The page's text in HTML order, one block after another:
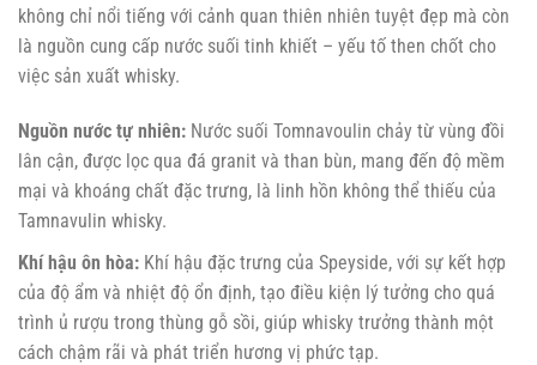
không chỉ nổi tiếng với cảnh quan thiên nhiên tuyệt đẹp mà còn
là nguồn cung cấp nước suối tinh khiết – yếu tố then chốt cho
việc sản xuất whisky.
Nguồn nước tự nhiên: Nước suối Tomnavoulin chảy từ vùng đồi
lân cận, được lọc qua đá granit và than bùn, mang đến độ mềm
mại và khoáng chất đặc trưng, là linh hồn không thể thiếu của
Tamnavulin whisky.
Khí hậu ôn hòa: Khí hậu đặc trưng của Speyside, với sự kết hợp
của độ ẩm và nhiệt độ ổn định, tạo điều kiện lý tưởng cho quá
trình ủ rượu trong thùng gỗ sồi, giúp whisky trưởng thành một
cách chậm rãi và phát triển hương vị phức tạp.